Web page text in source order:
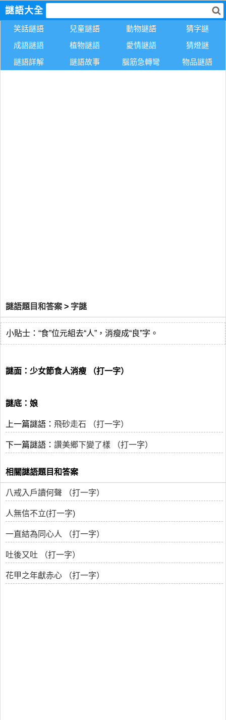
謎語大全
笑話謎語 兒童謎語 動物謎語
猜字謎
成語謎語
植物謎語 愛情謎語
猜燈謎
謎語詳解
謎語故事 腦筋急轉彎 物品謎語
謎語題目和答案 > 字謎
小貼士：“食”位元組去“人”，消瘦成“良”字。
謎面：少女節食人消瘦 （打一字）
謎底：娘
上一篇謎語： 飛砂走石 （打一字）
下一篇謎語： 讚美鄉下變了樣 （打一字）
相關謎語題目和答案
八戒入戶讀何聲 （打一字）
人無信不立(打一字)
一直結為同心人 （打一字）
吐後又吐 （打一字）
花甲之年獻赤心 （打一字）